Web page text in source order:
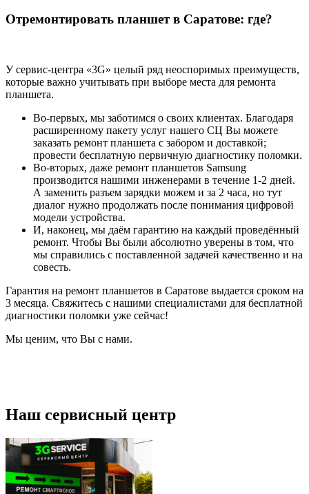
Отремонтировать планшет в Саратове: где?
У сервис-центра «3G» целый ряд неоспоримых преимуществ,
которые важно учитывать при выборе места для ремонта
планшета.
Во-первых, мы заботимся о своих клиентах. Благодаря
расширенному пакету услуг нашего СЦ Вы можете
заказать ремонт планшета с забором и доставкой;
провести бесплатную первичную диагностику поломки.
Во-вторых, даже ремонт планшетов Samsung
производится нашими инженерами в течение 1-2 дней.
А заменить разъем зарядки можем и за 2 часа, но тут
диалог нужно продолжать после понимания цифровой
модели устройства.
И, наконец, мы даём гарантию на каждый проведённый
ремонт. Чтобы Вы были абсолютно уверены в том, что
мы справились с поставленной задачей качественно и на
совесть.
Гарантия на ремонт планшетов в Саратове выдается сроком на
3 месяца. Свяжитесь с нашими специалистами для бесплатной
диагностики поломки уже сейчас!
Мы ценим, что Вы с нами.
Наш сервисный центр